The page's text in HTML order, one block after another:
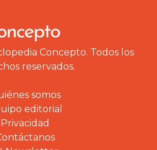
Concepto. Todos los
reservados.
somos
editorial
Privacidad